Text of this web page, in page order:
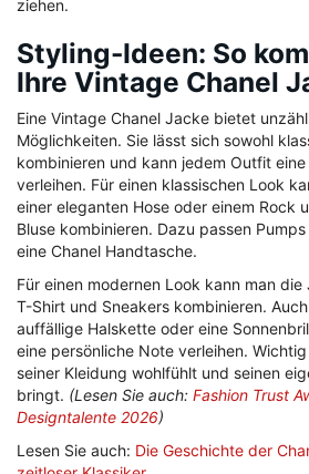
ziehen.
Styling-Ideen: So
Ihre Vintage Chanel
Eine Vintage Chanel Jacke bietet
Möglichkeiten. Sie lässt sich sowohl
kombinieren und kann jedem Outfit
verleihen. Für einen klassischen Look
einer eleganten Hose oder einem Rock
Bluse kombinieren. Dazu passen
eine Chanel Handtasche.
Für einen modernen Look kann man
T-Shirt und Sneakers kombinieren.
auffällige Halskette oder eine
eine persönliche Note verleihen.
seiner Kleidung wohlfühlt und seinen
bringt. (Lesen Sie auch: Fashion Trust
Designtalente 2026)
Lesen Sie auch: Die Geschichte der